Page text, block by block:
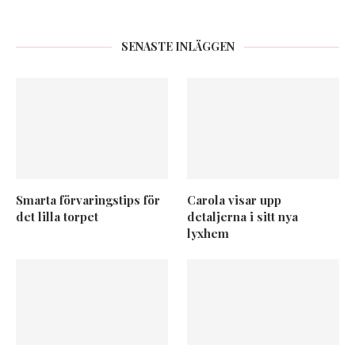
SENASTE INLÄGGEN
Smarta förvaringstips för
det lilla torpet
Carola visar upp
detaljerna i sitt nya
lyxhem